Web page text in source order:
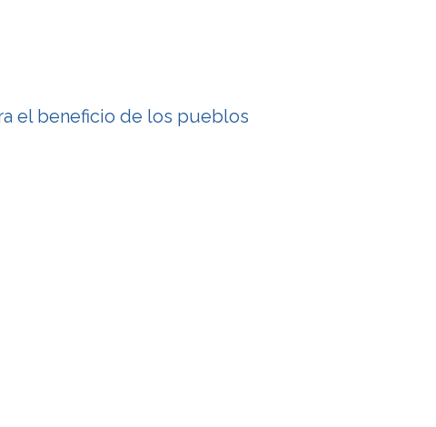
el beneficio de los pueblos